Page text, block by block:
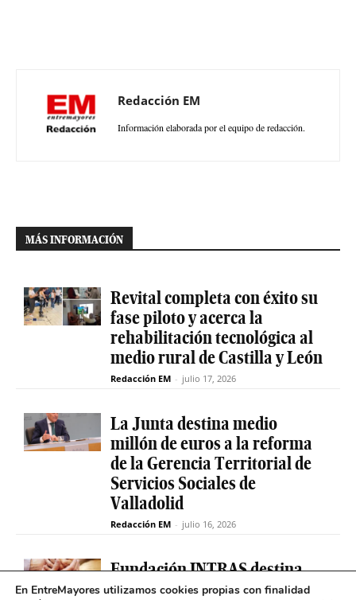
Redacción EM
Información elaborada por el equipo de redacción.
MÁS INFORMACIÓN
Revital completa con éxito su
fase piloto y acerca la
rehabilitación tecnológica al
medio rural de Castilla y León
Redacción EM - julio 17, 2026
La Junta destina medio
millón de euros a la reforma
de la Gerencia Territorial de
Servicios Sociales de
Valladolid
Redacción EM - julio 16, 2026
Fundación INTRAS destina
6.000 euros a proyectos
En EntreMayores utilizamos cookies propias con finalidad